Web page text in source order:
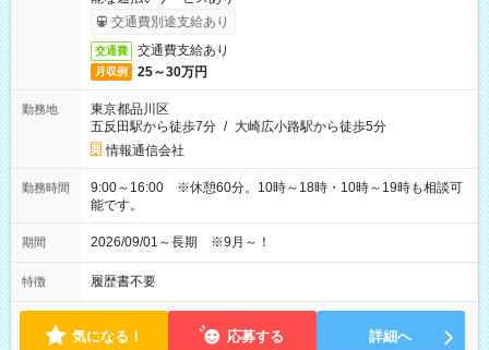
交通費別途支給あり
交通費 交通費支給あり
月収例 25～30万円
勤務地
東京都品川区
五反田駅から徒歩7分 / 大崎広小路駅から徒歩5分
情報通信会社
勤務時間
9:00～16:00 ※休憩60分。10時～18時・10時～19時も相談可
能です。
期間 2026/09/01～長期 ※9月～！
特徴 履歴書不要
気になる！ 応募する 詳細へ